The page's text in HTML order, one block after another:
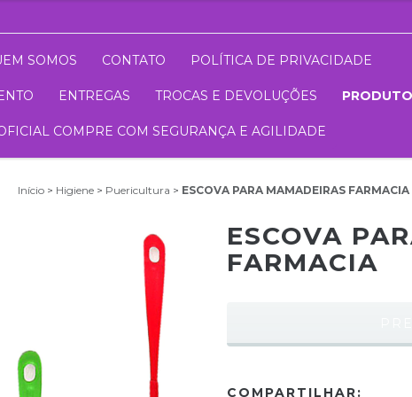
SOMOS CONTATO POLÍTICA DE PRIVACIDADE
ENTREGAS TROCAS E DEVOLUÇÕES
COMPRE COM SEGURANÇA E AGILIDADE
Início > Higiene > Puericultura > ESCOVA PARA MAMADEIRAS FARMACIA
ESCOVA
FARMACIA
COMPARTILHAR: